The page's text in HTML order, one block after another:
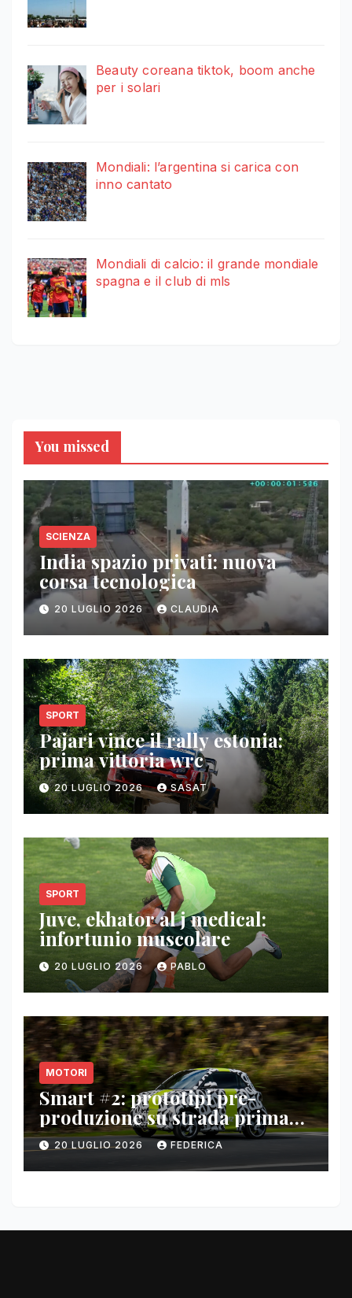
Beauty coreana tiktok, boom anche
per i solari
Mondiali: l’argentina si carica con
inno cantato
Mondiali di calcio: il grande mondiale
spagna e il club di mls
You missed
SCIENZA
India spazio privati: nuova
corsa tecnologica
20 LUGLIO 2026 CLAUDIA
SPORT
Pajari vince il rally estonia:
prima vittoria wrc
20 LUGLIO 2026 SASAT
SPORT
Juve, ekhator al j medical:
infortunio muscolare
20 LUGLIO 2026 PABLO
MOTORI
Smart #2: prototipi pre-
produzione su strada prima
del paris motor show 2026
20 LUGLIO 2026 FEDERICA